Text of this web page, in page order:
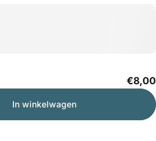
€8,00
In winkelwagen